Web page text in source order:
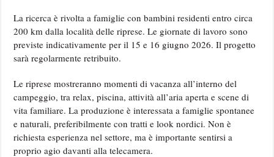
La ricerca è rivolta a famiglie con bambini residenti entro circa
200 km dalla località delle riprese. Le giornate di lavoro sono
previste indicativamente per il 15 e 16 giugno 2026. Il progetto
sarà regolarmente retribuito.
Le riprese mostreranno momenti di vacanza all’interno del
campeggio, tra relax, piscina, attività all’aria aperta e scene di
vita familiare. La produzione è interessata a famiglie spontanee
e naturali, preferibilmente con tratti e look nordici. Non è
richiesta esperienza nel settore, ma è importante sentirsi a
proprio agio davanti alla telecamera.